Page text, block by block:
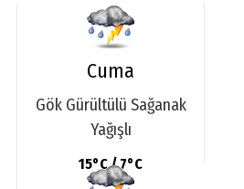
Galeri
Etkinlikler
Cuma
Gök Gürültülü Sağanak
Yağışlı
15°C / 7°C